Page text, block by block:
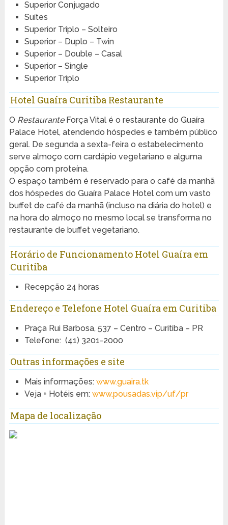
Superior Conjugado
Suítes
Superior Triplo – Solteiro
Superior – Duplo – Twin
Superior – Double – Casal
Superior – Single
Superior Triplo
Hotel Guaíra Curitiba Restaurante
O RestauranteForça Vital é o restaurante do Guaíra
Palace Hotel, atendendo hóspedes e também público
geral. De segunda a sexta-feira o estabelecimento
serve almoço com cardápio vegetariano e alguma
opção com proteína.
O espaço também é reservado para o café da manhã
dos hóspedes do Guaíra Palace Hotel com um vasto
buffet de café da manhã (incluso na diária do hotel) e
na hora do almoço no mesmo local se transforma no
restaurante de buffet vegetariano.
Horário de Funcionamento Hotel Guaíra em
Curitiba
Recepção 24 horas
Endereço e Telefone Hotel Guaíra em Curitiba
Praça Rui Barbosa, 537 – Centro – Curitiba – PR
Telefone: (41) 3201-2000
Outras informações e site
Mais informações: www.guaira.tk
Veja + Hotéis em: www.pousadas.vip/uf/pr
Mapa de localização